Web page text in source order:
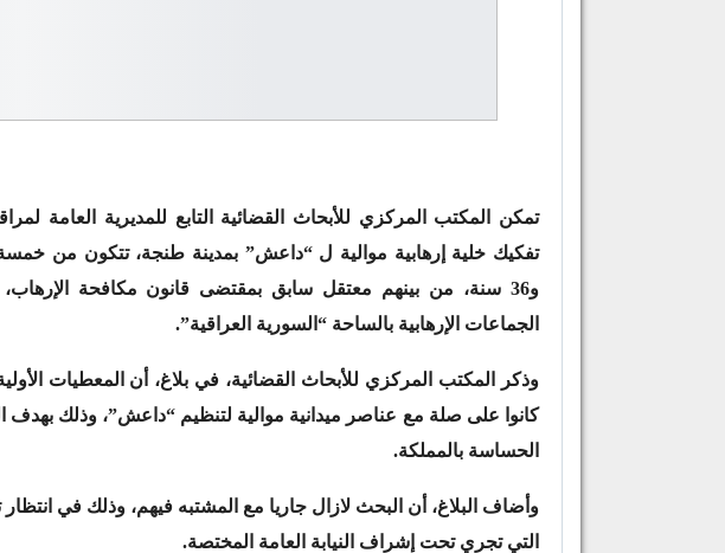
تمكن المكتب المركزي للأبحاث القضائية التابع للمديرية العامة
و36 سنة، من بينهم معتقل سابق بمقتضى قانون مكافحة
الجماعات الإرهابية بالساحة “السورية العراقية”.
وذكر المكتب المركزي للأبحاث القضائية، في بلاغ، أن المعطيات
كانوا على صلة مع عناصر ميدانية موالية لتنظيم “داعش”، وذلك بهدف
الحساسة بالمملكة.
وأضاف البلاغ، أن البحث لازال جاريا مع المشتبه فيهم، وذلك في انتظار
التي تجري تحت إشراف النيابة العامة المختصة.